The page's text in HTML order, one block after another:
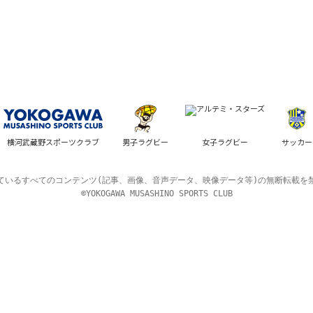
横河武蔵野スポーツクラブ 男子ラグビー 女子ラグビー サッカー
いるすべてのコンテンツ(記事、画像、音声データ、映像データ等)の無断転載を
©YOKOGAWA MUSASHINO SPORTS CLUB